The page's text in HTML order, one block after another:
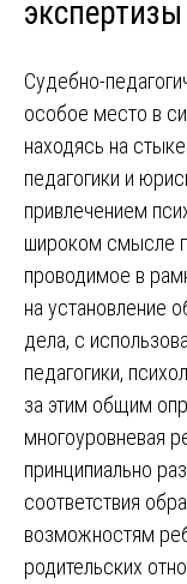
экспертизы
Судебно-
особое место в
находясь на
педагогики и
привлечением
широком смысле
проводимое в
на установление
дела, с
педагогики,
за этим общим
многоуровневая
принципиально
соответствия
возможностям
родительских